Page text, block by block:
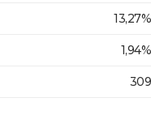
13,27%
1,94%
309